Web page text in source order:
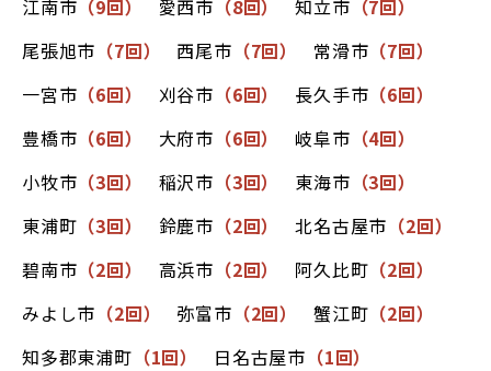
江南市 （9回） 愛西市 （8回） 知立市 （7回）
尾張旭市 （7回） 西尾市 （7回） 常滑市 （7回）
一宮市 （6回） 刈谷市 （6回） 長久手市 （6回）
豊橋市 （6回） 大府市 （6回） 岐阜市 （4回）
小牧市 （3回） 稲沢市 （3回） 東海市 （3回）
東浦町 （3回） 鈴鹿市 （2回） 北名古屋市 （2回）
碧南市 （2回） 高浜市 （2回） 阿久比町 （2回）
みよし市 （2回） 弥富市 （2回） 蟹江町 （2回）
知多郡東浦町 （1回） 日名古屋市 （1回）